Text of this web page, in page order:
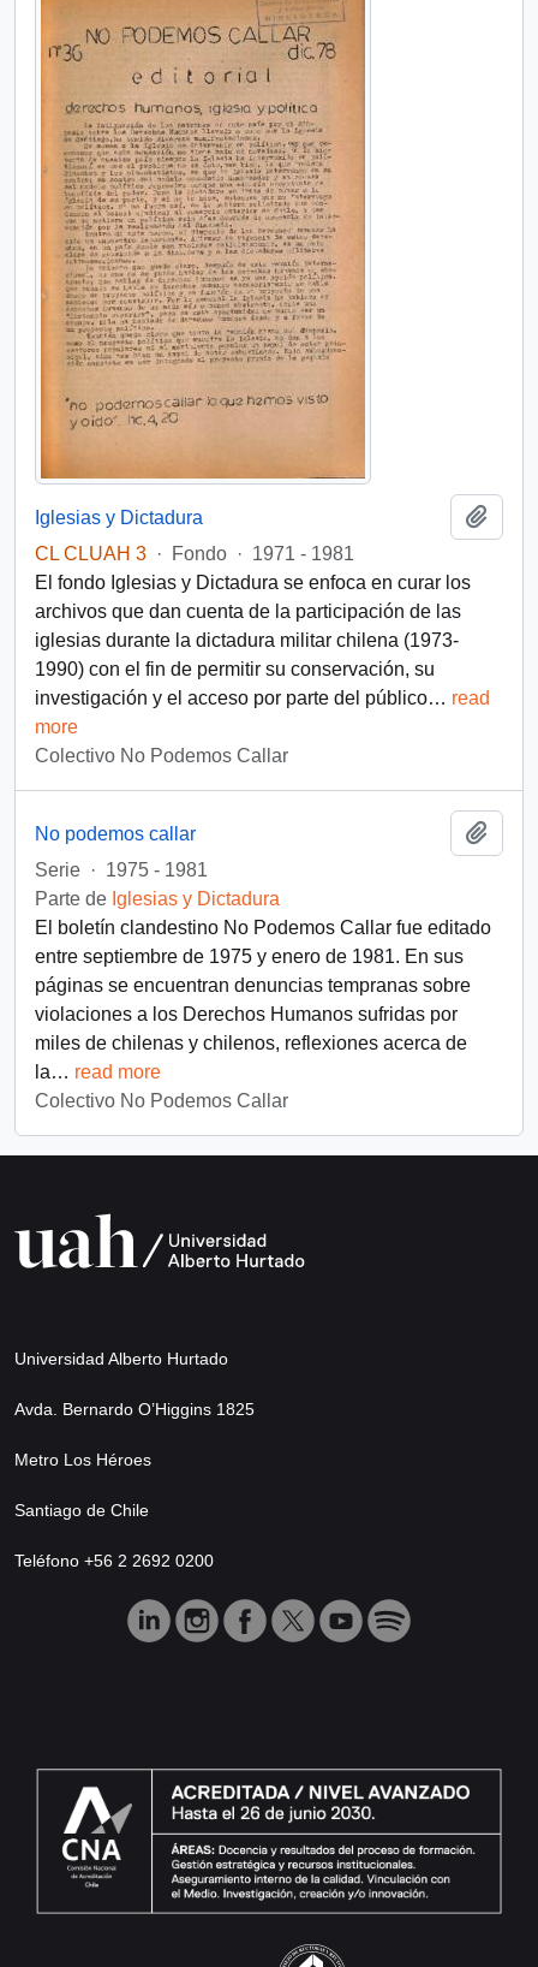
Iglesias y Dictadura
CL CLUAH 3 · Fondo · 1971 - 1981
El fondo Iglesias y Dictadura se enfoca en curar los
archivos que dan cuenta de la participación de las
iglesias durante la dictadura militar chilena (1973-
1990) con el fin de permitir su conservación, su
investigación y el acceso por parte del público… read
more
Colectivo No Podemos Callar
No podemos callar
Serie · 1975 - 1981
Parte de Iglesias y Dictadura
El boletín clandestino No Podemos Callar fue editado
entre septiembre de 1975 y enero de 1981. En sus
páginas se encuentran denuncias tempranas sobre
violaciones a los Derechos Humanos sufridas por
miles de chilenas y chilenos, reflexiones acerca de
la… read more
Colectivo No Podemos Callar
Universidad Alberto Hurtado
Avda. Bernardo O’Higgins 1825
Metro Los Héroes
Santiago de Chile
Teléfono +56 2 2692 0200